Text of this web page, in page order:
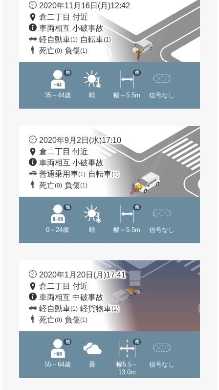
2020年11月16日(月)12:42
倉二丁目 付近
車両相互 小破事故
軽自動車(1) 自転車(1)
死亡(0) 負傷(1)
35～44歳
他
晴 幅～5.5m
他
信号なし
2020年9月2日(水)17:10
倉二丁目 付近
車両相互 小破事故
普通乗用車(1) 自転車(1)
死亡(0) 負傷(1)
0～24歳
他
晴 幅～5.5m
他
信号なし
2020年1月20日(月)17:41
倉二丁目 付近
車両相互 中破事故
軽自動車(1) 軽貨物車(1)
死亡(0) 負傷(1)
55～64歳
他
曇
幅5.5～
13.0m
他
信号なし